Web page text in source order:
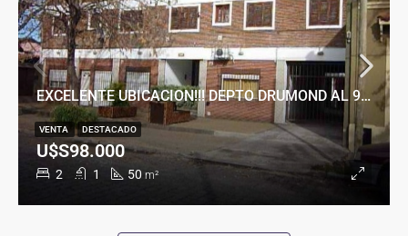
EXCELENTE UBICACION!!! DEPTO DRUMOND AL 900
2 1 50 m²
U$S98.000
VENTA DESTACADO